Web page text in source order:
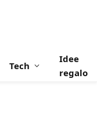
Tech
Idee
regalo